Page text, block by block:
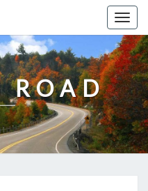
ROAD